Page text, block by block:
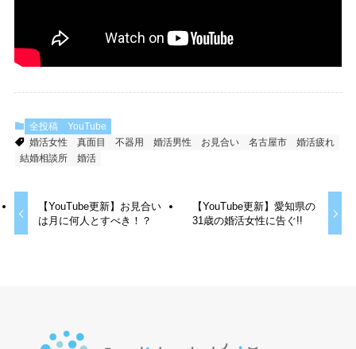
全投稿
YouTube
婚活女性
真面目 不器用 婚活男性 お見合い 名古屋市
婚活疲れ
結婚相談所
婚活
【YouTube更新】お見合い
は月に何人とすべき！？
【YouTube更新】愛知県の
31歳の婚活女性に告ぐ!!